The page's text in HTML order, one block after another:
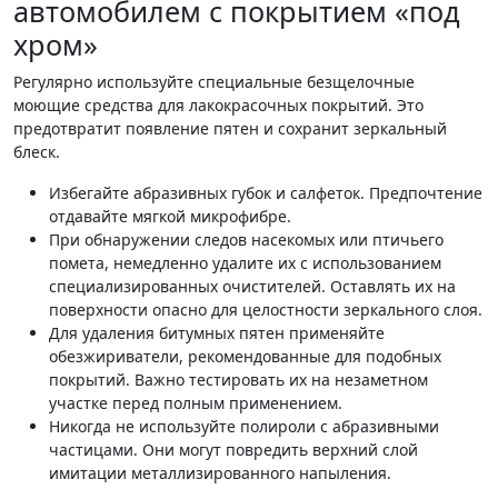
автомобилем с покрытием «под
хром»
Регулярно используйте специальные безщелочные
моющие средства для лакокрасочных покрытий. Это
предотвратит появление пятен и сохранит зеркальный
блеск.
Избегайте абразивных губок и салфеток. Предпочтение
отдавайте мягкой микрофибре.
При обнаружении следов насекомых или птичьего
помета, немедленно удалите их с использованием
специализированных очистителей. Оставлять их на
поверхности опасно для целостности зеркального слоя.
Для удаления битумных пятен применяйте
обезжириватели, рекомендованные для подобных
покрытий. Важно тестировать их на незаметном
участке перед полным применением.
Никогда не используйте полироли с абразивными
частицами. Они могут повредить верхний слой
имитации металлизированного напыления.